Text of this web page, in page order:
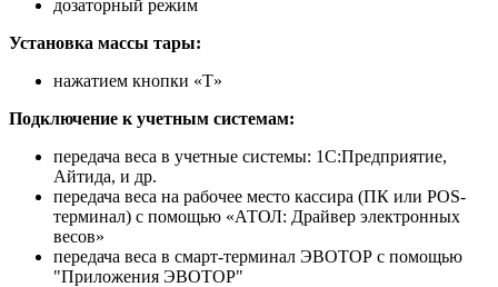
дозаторный режим
Установка массы тары:
нажатием кнопки «T»
Подключение к учетным системам:
передача веса в учетные системы: 1С:Предприятие,
Айтида, и др.
передача веса на рабочее место кассира (ПК или POS-
терминал) с помощью «АТОЛ: Драйвер электронных
весов»
передача веса в смарт-терминал ЭВОТОР с помощью
"Приложения ЭВОТОР"